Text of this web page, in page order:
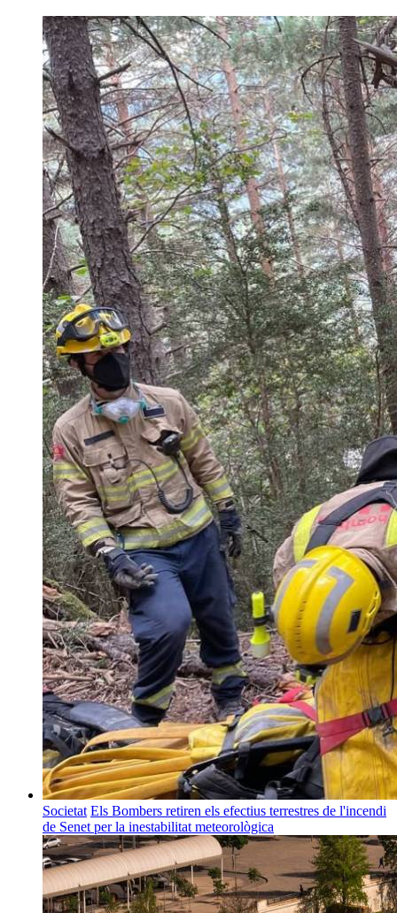
Societat Els Bombers retiren els efectius terrestres de l'incendi
de Senet per la inestabilitat meteorològica